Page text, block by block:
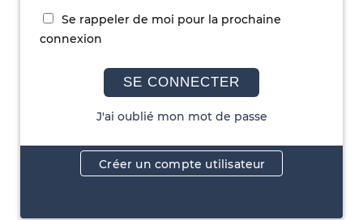
Se rappeler de moi pour la prochaine
connexion
SE CONNECTER
J'ai oublié mon mot de passe
Créer un compte utilisateur